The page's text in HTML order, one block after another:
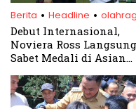
Berita . Headline .
Debut Internasional,
Noviera Ross Langsung
Sabet Medali di Asian
Championships